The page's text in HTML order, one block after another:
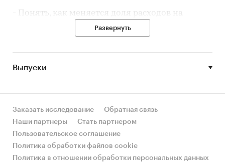
- Понять, как меняется доля расходов на
в потребительской корзине
Что в отчете?
1. Оценка динамики розничного рынка за 2006
– 2024 не только в фактических, но и в ценах,
очищенных от инфляции. Данные по объему
розничного рынка оценены на основе
среднедушевых расходов населения.
Развернуть
Выпуски
Заказать исследование
Обратная связь
Наши партнеры
Стать партнером
Пользовательское соглашение
Политика обработки файлов cookie
Политика в отношении обработки персональных данных